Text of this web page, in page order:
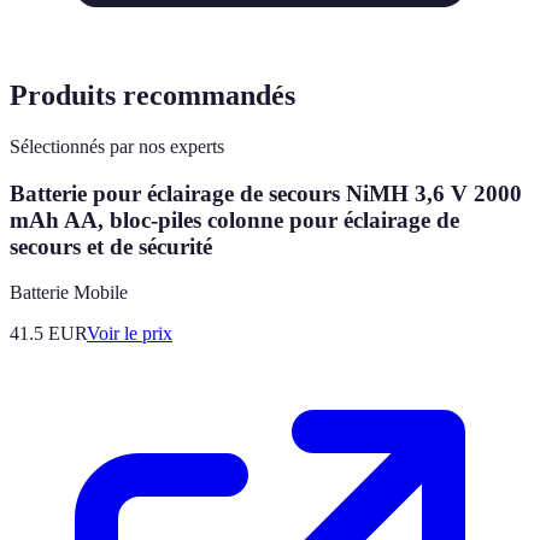
Produits recommandés
Sélectionnés par nos experts
Batterie pour éclairage de secours NiMH 3,6 V 2000
mAh AA, bloc-piles colonne pour éclairage de
secours et de sécurité
Batterie Mobile
41.5 EURVoir le prix